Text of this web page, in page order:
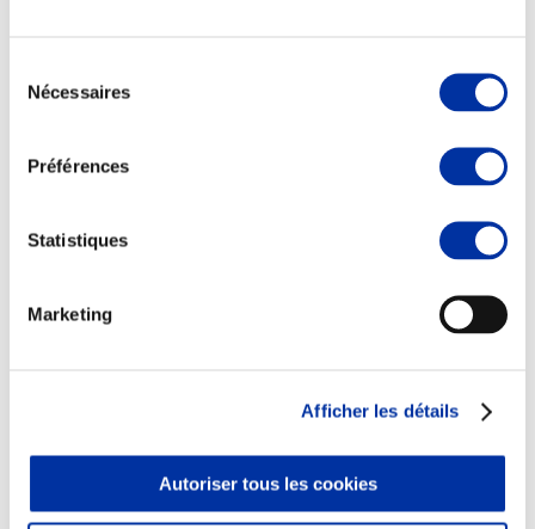
Nécessaires
Préférences
Statistiques
Marketing
Afficher les détails
Autoriser tous les cookies